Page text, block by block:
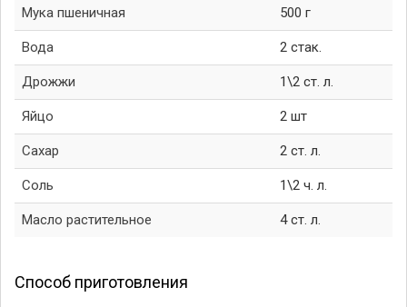
Мука пшеничная 500 г
Вода 2 стак.
Дрожжи 1\2 ст. л.
Яйцо 2 шт
Сахар 2 ст. л.
Соль 1\2 ч. л.
Масло растительное 4 ст. л.
Способ приготовления